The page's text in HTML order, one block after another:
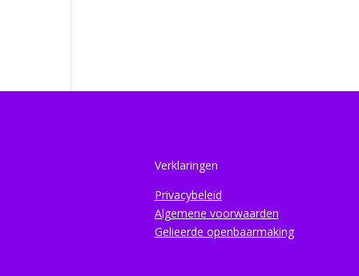
Verklaringen
Privacybeleid
Algemene voorwaarden
Gelieerde openbaarmaking